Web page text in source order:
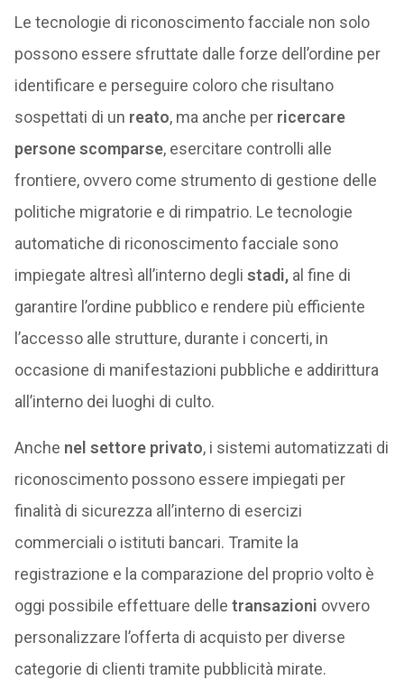
Le tecnologie di riconoscimento facciale non solo
possono essere sfruttate dalle forze dell’ordine per
identificare e perseguire coloro che risultano
sospettati di un reato, ma anche per ricercare
persone scomparse, esercitare controlli alle
frontiere, ovvero come strumento di gestione delle
politiche migratorie e di rimpatrio. Le tecnologie
automatiche di riconoscimento facciale sono
impiegate altresì all’interno degli stadi,al fine di
garantire l’ordine pubblico e rendere più efficiente
l’accesso alle strutture, durante i concerti, in
occasione di manifestazioni pubbliche e addirittura
all’interno dei luoghi di culto.
Anche nel settore privato, i sistemi automatizzati di
riconoscimento possono essere impiegati per
finalità di sicurezza all’interno di esercizi
commerciali o istituti bancari. Tramite la
registrazione e la comparazione del proprio volto è
oggi possibile effettuare delle transazioni ovvero
personalizzare l’offerta di acquisto per diverse
categorie di clienti tramite pubblicità mirate.